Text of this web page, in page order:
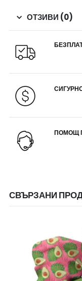
ОТЗИВИ (0)
ПОМОЩ
СВЪРЗАНИ